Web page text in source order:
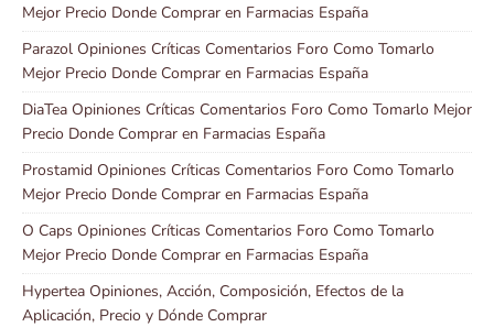
Mejor Precio Donde Comprar en Farmacias España
Parazol Opiniones Críticas Comentarios Foro Como Tomarlo
Mejor Precio Donde Comprar en Farmacias España
DiaTea Opiniones Críticas Comentarios Foro Como Tomarlo Mejor
Precio Donde Comprar en Farmacias España
Prostamid Opiniones Críticas Comentarios Foro Como Tomarlo
Mejor Precio Donde Comprar en Farmacias España
O Caps Opiniones Críticas Comentarios Foro Como Tomarlo
Mejor Precio Donde Comprar en Farmacias España
Hypertea Opiniones, Acción, Composición, Efectos de la
Aplicación, Precio y Dónde Comprar